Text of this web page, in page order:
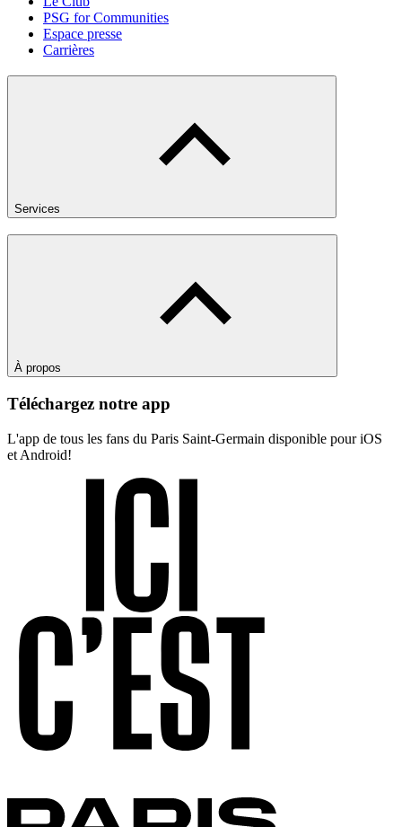
PSG for Communities
Espace presse
Carrières
Services
À propos
Téléchargez notre app
L'app de tous les fans du Paris Saint-Germain disponible pour iOS
et Android!